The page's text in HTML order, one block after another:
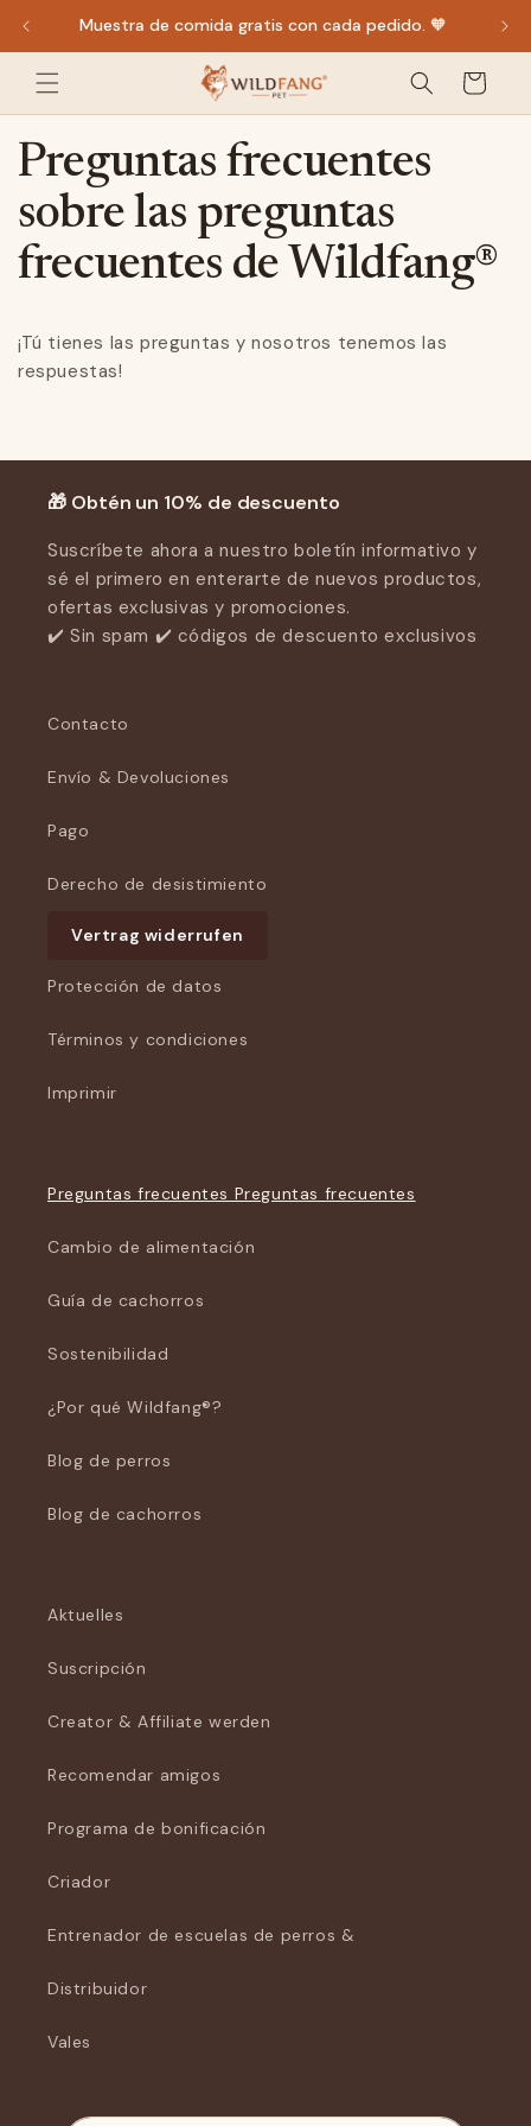
directamente
al contenido
Muestra de comida gratis con cada pedido. 🧡
Carro
de la
Preguntas frecuentes
sobre las preguntas
frecuentes de Wildfang®
¡Tú tienes las preguntas y nosotros tenemos las
respuestas!
🎁 Obtén un 10% de descuento
Suscríbete ahora a nuestro boletín informativo y
sé el primero en enterarte de nuevos productos,
ofertas exclusivas y promociones.
✔️ Sin spam ✔️ códigos de descuento exclusivos
Contacto
Envío & Devoluciones
Pago
Derecho de desistimiento
Vertrag widerrufen
Protección de datos
Términos y condiciones
Imprimir
Preguntas frecuentes Preguntas frecuentes
Cambio de alimentación
Guía de cachorros
Sostenibilidad
¿Por qué Wildfang®?
Blog de perros
Blog de cachorros
Aktuelles
Suscripción
Creator & Affiliate werden
Recomendar amigos
Programa de bonificación
Criador
Entrenador de escuelas de perros &
Distribuidor
Vales